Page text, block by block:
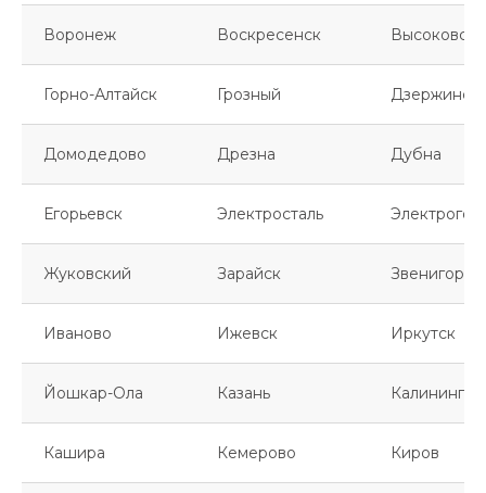
Воронеж Воскресенск Высоковск
Горно-Алтайск Грозный
Домодедово Дрезна Дубна
Егорьевск Электросталь
Жуковский Зарайск Звенигород
Иваново Ижевск Иркутск
Йошкар-Ола Казань
Кашира Кемерово Киров